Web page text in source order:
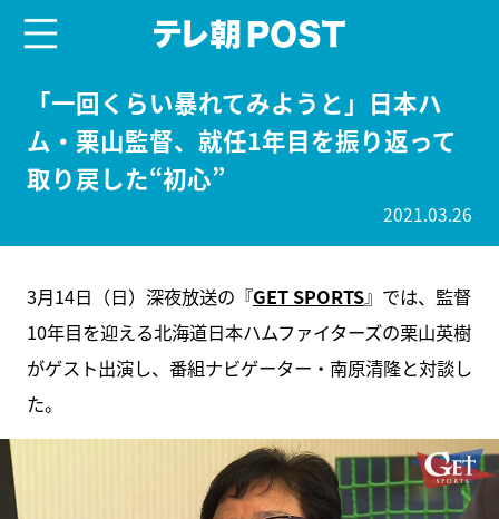
「一回くらい暴れてみようと」日本ハ
ム・栗山監督、就任1年目を振り返って
取り戻した“初心”
2021.03.26
3月14日（日）深夜放送の『GET SPORTS』では、監督
10年目を迎える北海道日本ハムファイターズの栗山英樹
がゲスト出演し、番組ナビゲーター・南原清隆と対談し
た。